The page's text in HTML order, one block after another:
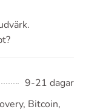
9-21 dagar
Bitcoin,